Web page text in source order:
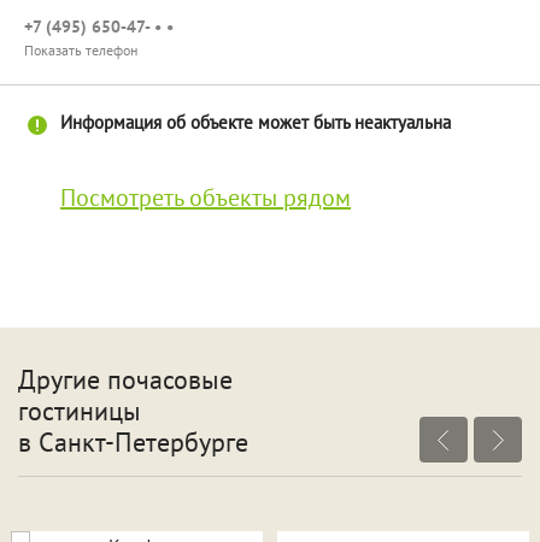
+7 (495) 650-47- • •
Показать телефон
Информация об объекте может быть неактуальна
Посмотреть объекты рядом
Другие почасовые
гостиницы
в Санкт-Петербурге